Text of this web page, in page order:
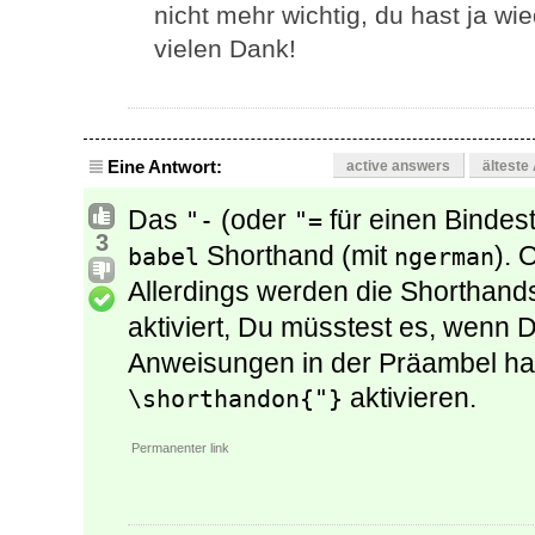
nicht mehr wichtig, du hast ja
vielen Dank!
Eine Antwort: active answers älteste
3
Das "- (oder "= für einen
babel Shorthand (mit ngerman).
Allerdings werden die
aktiviert, Du müsstest es, wenn
Anweisungen in der Präambel
\shorthandon{"} aktivieren.
Permanenter link